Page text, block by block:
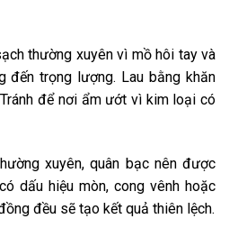
thường xuyên vì mồ hôi tay và
đến trọng lượng. Lau bằng khăn
để nơi ẩm ướt vì kim loại có
xuyên, quân bạc nên được
dấu hiệu mòn, cong vênh hoặc
đều sẽ tạo kết quả thiên lệch.